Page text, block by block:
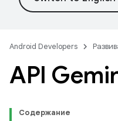
Android Developers
API
Содержание